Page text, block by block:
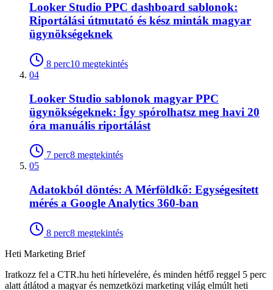
Looker Studio PPC dashboard sablonok:
Riportálási útmutató és kész minták magyar
ügynökségeknek
8 perc10 megtekintés
04
Looker Studio sablonok magyar PPC
ügynökségeknek: Így spórolhatsz meg havi 20
óra manuális riportálást
7 perc8 megtekintés
05
Adatokból döntés: A Mérföldkő: Egységesített
mérés a Google Analytics 360-ban
8 perc8 megtekintés
Heti Marketing Brief
Iratkozz fel a CTR.hu heti hírlevelére, és minden hétfő reggel 5 perc
alatt átlátod a magyar és nemzetközi marketing világ elmúlt heti